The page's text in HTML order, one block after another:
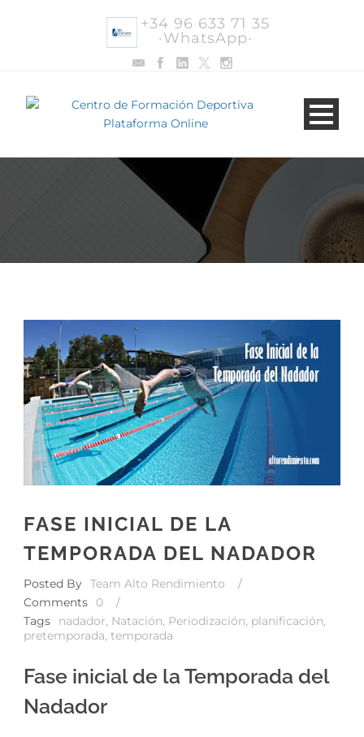
+34 96 633 71 35
·WhatsApp·
FASE INICIAL DE LA
TEMPORADA DEL NADADOR
Posted By Team Alto Rendimiento
/
Comments
0
/
Tags
nadador, Natación, Periodización, planificación,
pretemporada, temporada
Fase inicial de la Temporada del
Nadador